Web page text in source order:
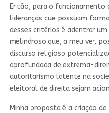
Então, para o funcionamento
lideranças que possuam
desses critérios é adentrar um
melindroso que, a meu ver,
discurso religioso
aprofundada de extrema-
autoritarismo latente na
eleitoral de direita sejam
Minha proposta é a criação